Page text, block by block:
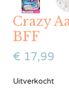
Crazy
BFF
€ 17,99
Uitverkocht